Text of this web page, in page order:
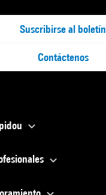
Suscribirse al boletín
Contáctenos